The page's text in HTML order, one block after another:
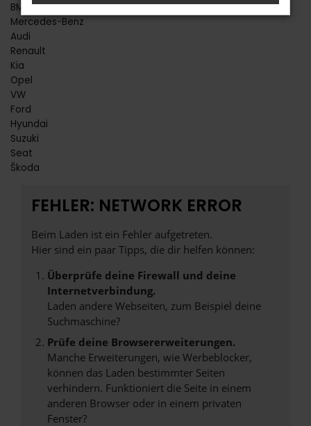
BMW
Mercedes-Benz
Audi
Renault
Kia
Opel
VW
Ford
Hyundai
Suzuki
Seat
Škoda
FEHLER: NETWORK ERROR
Beim Laden ist ein Fehler aufgetreten.
Hier sind ein paar Tipps, die dir helfen können:
Überprüfe deine Firewall und deine
Internetverbindung.
Laden andere Webseiten, zum Beispiel deine
Suchmaschine?
Prüfe deine Browsererweiterungen.
Manche Erweiterungen, wie Werbeblocker,
können das Laden bestimmter Seiten
verhindern. Funktioniert die Seite in einem
anderen Browser oder in einem privaten
Fenster?